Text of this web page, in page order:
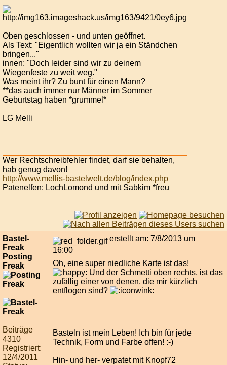
Oben geschlossen - und unten geöffnet.
Als Text: "Eigentlich wollten wir ja ein Ständchen
bringen..."
innen: "Doch leider sind wir zu deinem
Wiegenfeste zu weit weg."
Was meint ihr? Zu bunt für einen Mann?
**das auch immer nur Männer im Sommer
Geburtstag haben *grummel*
LG Melli
Wer Rechtschreibfehler findet, darf sie behalten,
hab genug davon!
http://www.mellis-bastelwelt.de/blog/index.php
Patenelfen: LochLomond und mit Sabkim *freu
Bastel-
Freak
Posting
Freak
Beiträge
4310
Registriert:
12/4/2011
erstellt am: 7/8/2013 um
16:00
Oh, eine super niedliche Karte ist das!
Und der Schmetti oben rechts, ist das
zufällig einer von denen, die mir kürzlich
entflogen sind?
Basteln ist mein Leben! Ich bin für jede
Technik, Form und Farbe offen! :-)
Hin- und her- verpatet mit Knopf72